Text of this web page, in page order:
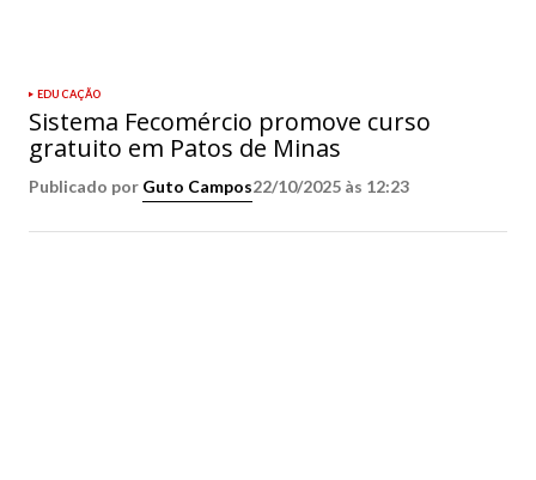
EDUCAÇÃO
Sistema Fecomércio promove curso
gratuito em Patos de Minas
Publicado por Guto Campos22/10/2025 às 12:23